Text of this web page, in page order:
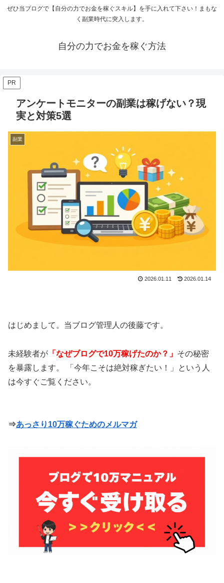
ぜひ当ブログで【自分の力でお金を稼ぐスキル】を手に入れて下さい！まもな
く副業時代に突入します。
自分の力でお金を稼ぐ方法
PR
アンケートモニターの副業は稼げない？現
実と対策5選
副業
2026.01.11 2026.01.14
はじめまして。当ブログ管理人の後藤です。
未経験者が 「なぜブログで10万稼げたのか？」 その秘密
を暴露します。 「今年こそは絶対稼ぎたい！」という人
は今すぐご覧ください。
⇒あっさり10万稼ぐためのメルマガ